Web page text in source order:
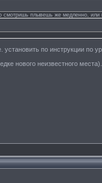
плывешь же медленно, или
по инструкции по
нового неизвестного